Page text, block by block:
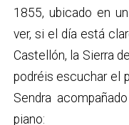
1855, ubicado en
ver, si el día está
Castellón, la Sierra
podréis escuchar el
Sendra
piano: